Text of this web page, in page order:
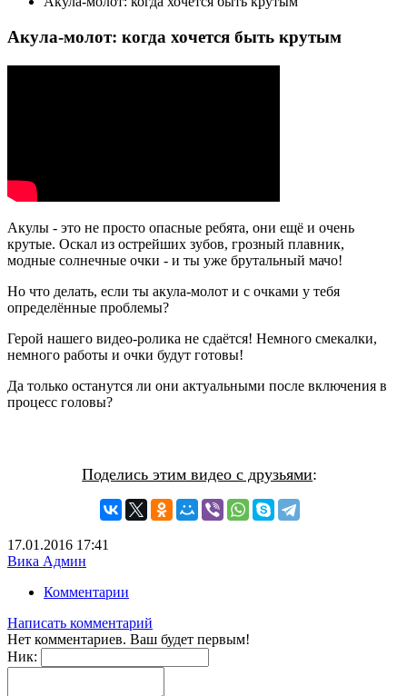
Акула-молот: когда хочется быть крутым
Акулы - это не просто опасные ребята, они ещё и очень
крутые. Оскал из острейших зубов, грозный плавник,
модные солнечные очки - и ты уже брутальный мачо!
Но что делать, если ты акула-молот и с очками у тебя
определённые проблемы?
Герой нашего видео-ролика не сдаётся! Немного смекалки,
немного работы и очки будут готовы!
Да только останутся ли они актуальными после включения в
процесс головы?
Поделись этим видео с друзьями:
17.01.2016 17:41
Вика Админ
Комментарии
Написать комментарий
Нет комментариев. Ваш будет первым!
Ник: